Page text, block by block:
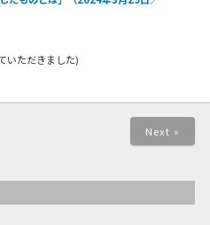
いただきました)
Next »